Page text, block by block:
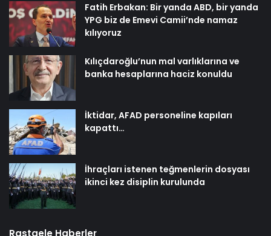
Fatih Erbakan: Bir yanda ABD, bir yanda
YPG biz de Emevi Camii’nde namaz
kılıyoruz
Kılıçdaroğlu’nun mal varlıklarına ve
banka hesaplarına haciz konuldu
İktidar, AFAD personeline kapıları
kapattı…
İhraçları istenen teğmenlerin dosyası
ikinci kez disiplin kurulunda
Rastgele Haberler